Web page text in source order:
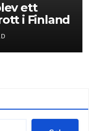
ett
i Finland